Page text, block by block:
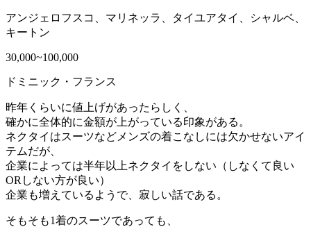
アンジェロフスコ、マリネッラ、タイユアタイ、シャルベ、
キートン
30,000~100,000
ドミニック・フランス
昨年くらいに値上げがあったらしく、
確かに全体的に金額が上がっている印象がある。
ネクタイはスーツなどメンズの着こなしには欠かせないアイ
テムだが、
企業によっては半年以上ネクタイをしない（しなくて良い
ORしない方が良い）
企業も増えているようで、寂しい話である。
そもそも1着のスーツであっても、